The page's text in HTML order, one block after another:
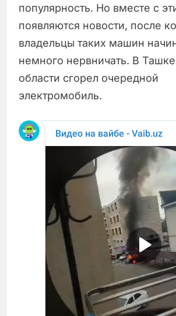
популярность. Но вместе с
появляются новости, после
владельцы таких машин
немного нервничать. В
области сгорел очередной
электромобиль.